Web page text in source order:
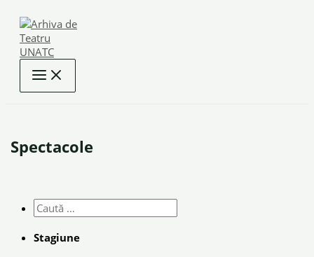
content
Spectacole
Stagiune